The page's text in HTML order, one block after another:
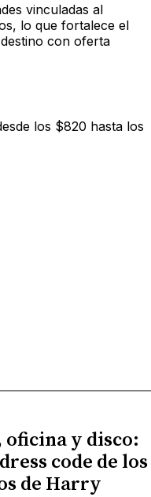
vinculadas al
lo que fortalece el
con oferta
los $820 hasta los
oficina y disco:
code de los
de Harry